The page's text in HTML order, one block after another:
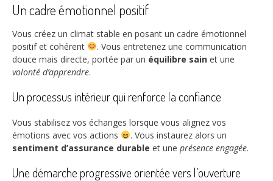
Un cadre émotionnel positif
Vous créez un climat stable en posant un cadre émotionnel
positif et cohérent
. Vous entretenez une communication
douce mais directe, portée par un équilibre sain et une
volonté d’apprendre.
Un processus intérieur qui renforce la confiance
Vous stabilisez vos échanges lorsque vous alignez vos
émotions avec vos actions
. Vous instaurez alors un
sentiment d’assurance durable et une présence engagée.
Une démarche progressive orientée vers l’ouverture